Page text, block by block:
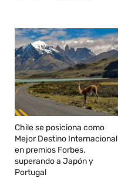
Chile se posiciona como
Mejor Destino Internacional
en premios Forbes,
superando a Japón y
Portugal